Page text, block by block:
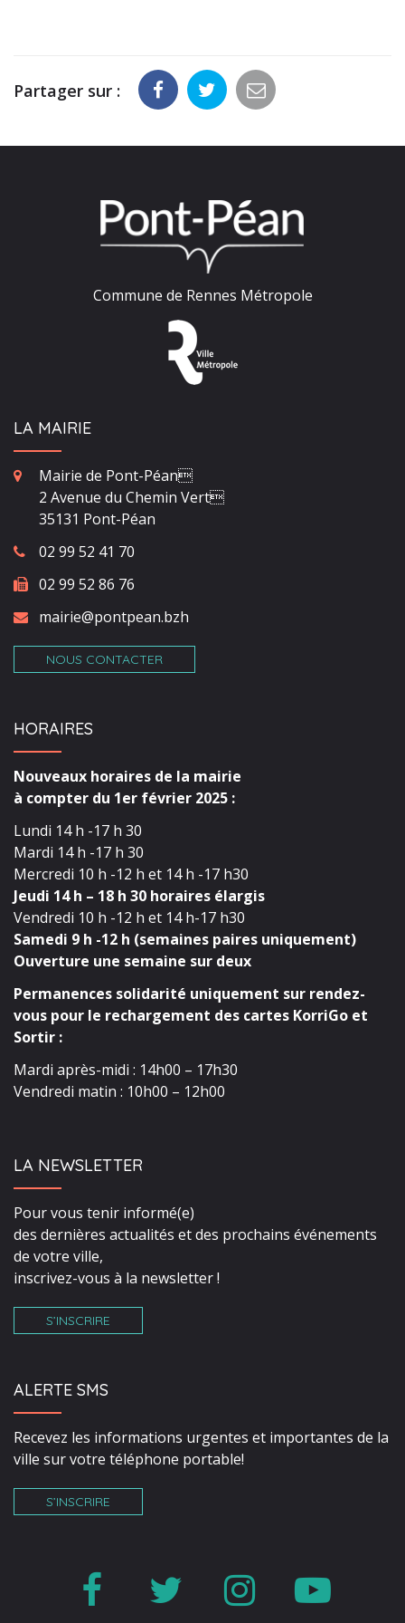
Partager sur :
Commune de Rennes Métropole
LA MAIRIE
Mairie de Pont-Péan
2 Avenue du Chemin Vert
35131 Pont-Péan
02 99 52 41 70
02 99 52 86 76
mairie@pontpean.bzh
NOUS CONTACTER
HORAIRES
Nouveaux horaires de la mairie
à compter du 1er février 2025 :
Lundi 14 h -17 h 30
Mardi 14 h -17 h 30
Mercredi 10 h -12 h et 14 h -17 h30
Jeudi 14 h – 18 h 30 horaires élargis
Vendredi 10 h -12 h et 14 h-17 h30
Samedi 9 h -12 h (semaines paires uniquement)
Ouverture une semaine sur deux
Permanences solidarité uniquement sur rendez-
vous pour le rechargement des cartes KorriGo et
Sortir :
Mardi après-midi : 14h00 – 17h30
Vendredi matin : 10h00 – 12h00
LA NEWSLETTER
Pour vous tenir informé(e)
des dernières actualités et des prochains événements
de votre ville,
inscrivez-vous à la newsletter !
S’INSCRIRE
ALERTE SMS
Recevez les informations urgentes et importantes de la
ville sur votre téléphone portable!
S’INSCRIRE
Lien Lien Lien